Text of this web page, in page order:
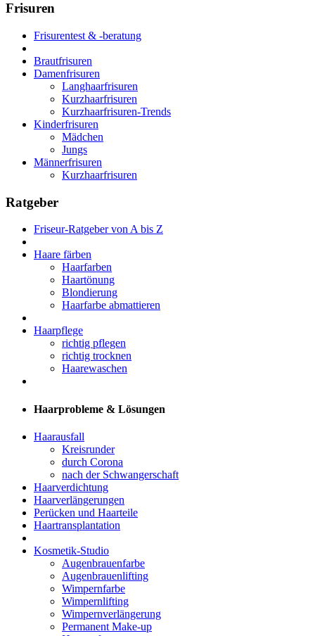
Frisuren
Frisurentest & -beratung
Brautfrisuren
Damenfrisuren
Langhaarfrisuren
Kurzhaarfrisuren
Kurzhaarfrisuren-Trends
Kinderfrisuren
Mädchen
Jungs
Männerfrisuren
Kurzhaarfrisuren
Ratgeber
Friseur-Ratgeber von A bis Z
Haare färben
Haarfarben
Haartönung
Blondierung
Haarfarbe abmattieren
Haarpflege
richtig pflegen
richtig trocknen
Haarewaschen
Haarprobleme & Lösungen
Haarausfall
Kreisrunder
durch Corona
nach der Schwangerschaft
Haarverdichtung
Haarverlängerungen
Perücken und Haarteile
Haartransplantation
Kosmetik-Studio
Augenbrauenfarbe
Augenbrauenlifting
Wimpernfarbe
Wimpernlifting
Wimpernverlängerung
Permanent Make-up